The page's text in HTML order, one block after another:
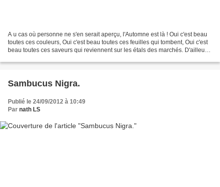
A u cas où personne ne s'en serait aperçu, l'Automne est là ! Oui c'est beau
toutes ces couleurs, Oui c'est beau toutes ces feuilles qui tombent, Oui c'est
beau toutes ces saveurs qui reviennent sur les étals des marchés. D'ailleurs
Sambucus Nigra.
Publié le 24/09/2012 à 10:49
Par nath LS